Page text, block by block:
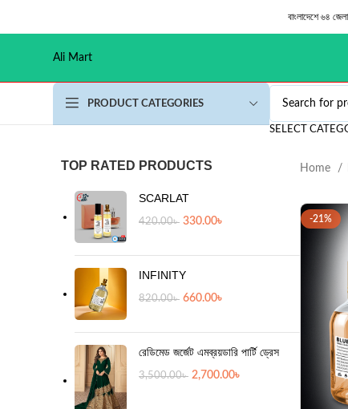
বাংলাদেশে ৬৪
Ali Mart
PRODUCT CATEGORIES
SELECT
TOP RATED PRODUCTS
SCARLAT
420.00৳ 330.00৳
INFINITY
820.00৳ 660.00৳
রেডিমেড জর্জেট এমব্রয়ডারি পার্টি ড্রেস
3,500.00৳ 2,700.00৳
Home
-21%